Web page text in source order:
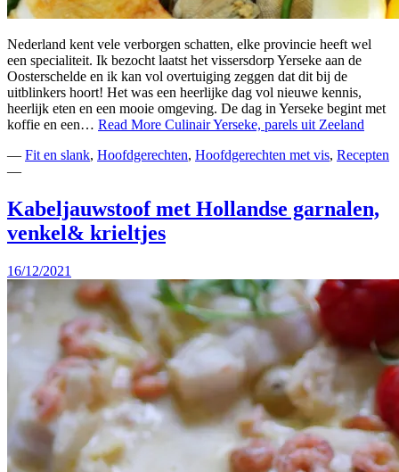
Nederland kent vele verborgen schatten, elke provincie heeft wel
een specialiteit. Ik bezocht laatst het vissersdorp Yerseke aan de
Oosterschelde en ik kan vol overtuiging zeggen dat dit bij de
uitblinkers hoort! Het was een heerlijke dag vol nieuwe kennis,
heerlijk eten en een mooie omgeving. De dag in Yerseke begint met
koffie en een… Read More Culinair Yerseke, parels uit Zeeland
— Fit en slank, Hoofdgerechten, Hoofdgerechten met vis, Recepten
—
Kabeljauwstoof met Hollandse garnalen,
venkel& krieltjes
16/12/2021